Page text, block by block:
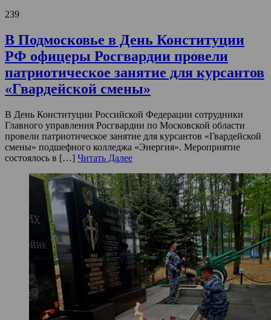
239
В Подмосковье в День Конституции
РФ офицеры Росгвардии провели
патриотическое занятие для курсантов
«Гвардейской смены»
В День Конституции Российской Федерации сотрудники
Главного управления Росгвардии по Московской области
провели патриотическое занятие для курсантов «Гвардейской
смены» подшефного колледжа «Энергия». Мероприятие
состоялось в […] Читать Далее